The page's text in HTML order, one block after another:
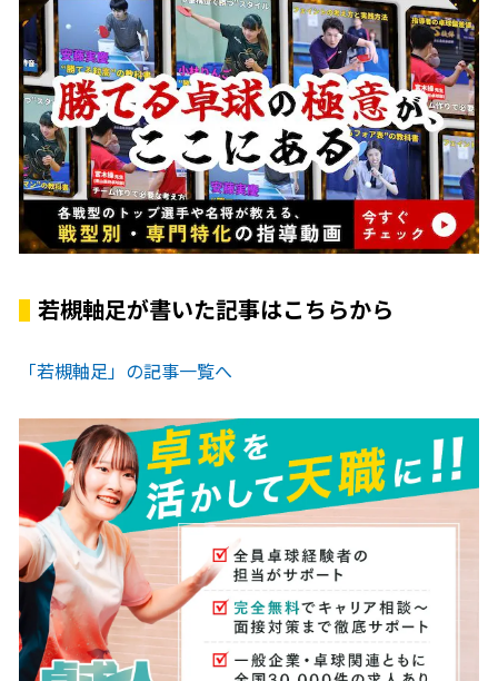
若槻軸足が書いた記事はこちらから
「若槻軸足」の記事一覧へ